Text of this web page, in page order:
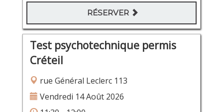
RÉSERVER
Test psychotechnique permis
Créteil
rue Général Leclerc 113
Vendredi 14 Août 2026